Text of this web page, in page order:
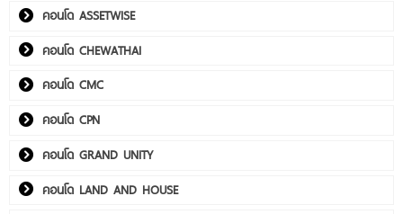
คอนโด ASSETWISE
คอนโด CHEWATHAI
คอนโด CMC
คอนโด CPN
คอนโด GRAND UNITY
คอนโด LAND AND HOUSE